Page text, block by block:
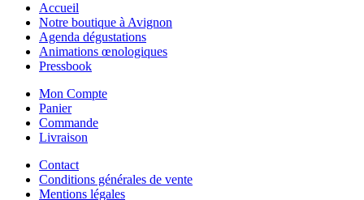
Accueil
Notre boutique à Avignon
Agenda dégustations
Animations œnologiques
Pressbook
Mon Compte
Panier
Commande
Livraison
Contact
Conditions générales de vente
Mentions légales